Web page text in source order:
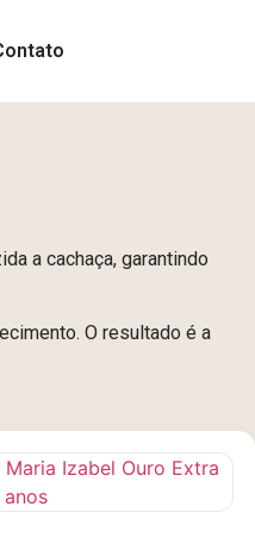
a cachaça, garantindo
O resultado é a